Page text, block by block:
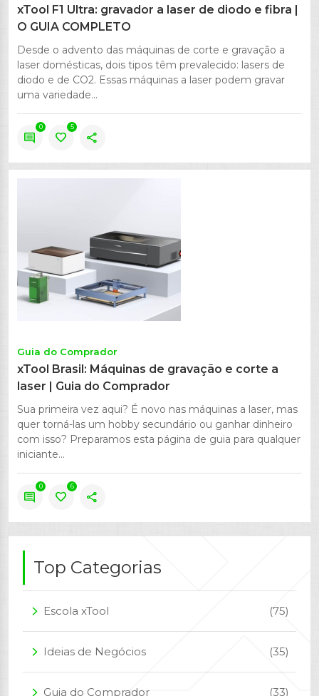
xTool F1 Ultra: gravador a laser de diodo e fibra |
O GUIA COMPLETO
Desde o advento das máquinas de corte e gravação a
laser domésticas, dois tipos têm prevalecido: lasers de
diodo e de CO2. Essas máquinas a laser podem gravar
uma variedade...
comment
0
favorite
5
share
Guia do Comprador
xTool Brasil: Máquinas de gravação e corte a
laser | Guia do Comprador
Sua primeira vez aqui? É novo nas máquinas a laser, mas
quer torná-las um hobby secundário ou ganhar dinheiro
com isso? Preparamos esta página de guia para qualquer
iniciante...
comment
0
favorite
6
share
Top Categorias
arrow_forward_ios Escola xTool (75)
arrow_forward_ios Ideias de Negócios (35)
arrow_forward_ios Guia do Comprador (33)